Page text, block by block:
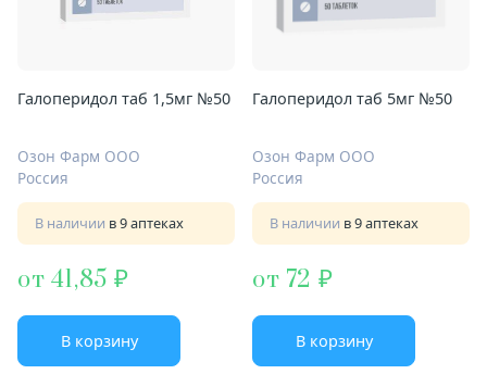
Галоперидол таб 1,5мг №50
Озон Фарм ООО
Россия
В наличии в 9 аптеках
от 41,85
В корзину
Галоперидол таб 5мг №50
Озон Фарм ООО
Россия
В наличии в 9 аптеках
от 72
В корзину